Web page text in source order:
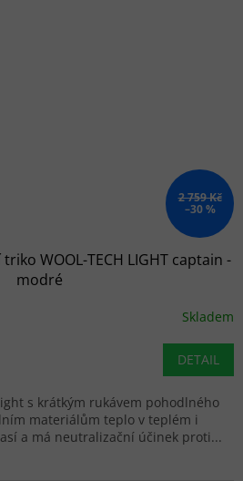
2 759 Kč
–30 %
WOOL-TECH LIGHT captain -
modré
Skladem
DETAIL
s krátkým rukávem pohodlného
materiálům teplo v teplém i
a má neutralizační účinek proti...